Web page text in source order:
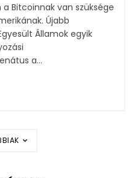
Bitcoinnak van szüksége
Újabb
Államok egyik
a...